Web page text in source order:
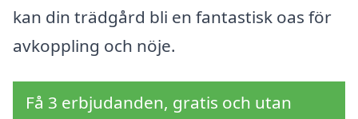
kan din trädgård bli en fantastisk oas för
avkoppling och nöje.
Få 3 erbjudanden, gratis och utan